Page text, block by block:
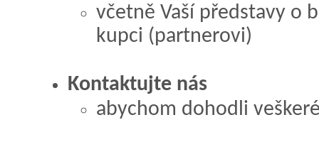
včetně Vaší představy o
kupci (partnerovi)
Kontaktujte nás
abychom dohodli